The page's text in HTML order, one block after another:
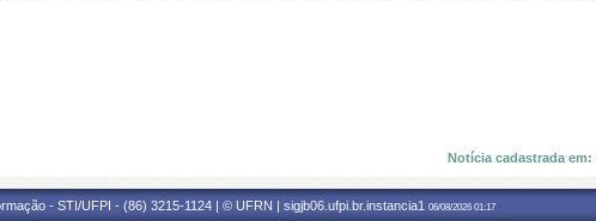
Notícia cadastrada em:
- STI/UFPI - (86) 3215-1124 | © UFRN | sigjb06.ufpi.br.instancia1 06/08/2026 01:17